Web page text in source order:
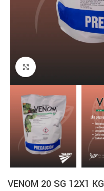
VENOM 20 SG 12X1 KG